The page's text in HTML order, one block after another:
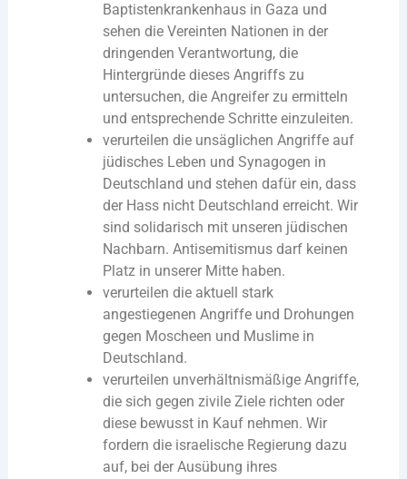
Baptistenkrankenhaus in Gaza und
sehen die Vereinten Nationen in der
dringenden Verantwortung, die
Hintergründe dieses Angriffs zu
untersuchen, die Angreifer zu ermitteln
und entsprechende Schritte einzuleiten.
verurteilen die unsäglichen Angriffe auf
jüdisches Leben und Synagogen in
Deutschland und stehen dafür ein, dass
der Hass nicht Deutschland erreicht. Wir
sind solidarisch mit unseren jüdischen
Nachbarn. Antisemitismus darf keinen
Platz in unserer Mitte haben.
verurteilen die aktuell stark
angestiegenen Angriffe und Drohungen
gegen Moscheen und Muslime in
Deutschland.
verurteilen unverhältnismäßige Angriffe,
die sich gegen zivile Ziele richten oder
diese bewusst in Kauf nehmen. Wir
fordern die israelische Regierung dazu
auf, bei der Ausübung ihres